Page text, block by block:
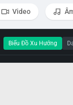
Video
Biểu Đồ Xu Hướng